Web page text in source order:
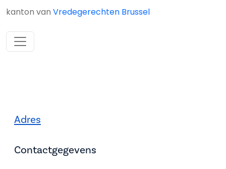
kanton van Vredegerechten Brussel
Adres
Contactgegevens